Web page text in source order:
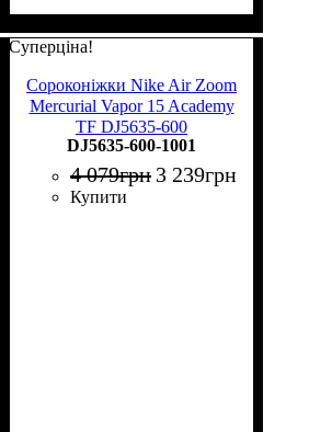
Суперціна!
Сороконіжки Nike Air Zoom
Mercurial Vapor 15 Academy
TF DJ5635-600
DJ5635-600-1001
4 079грн 3 239грн
Купити